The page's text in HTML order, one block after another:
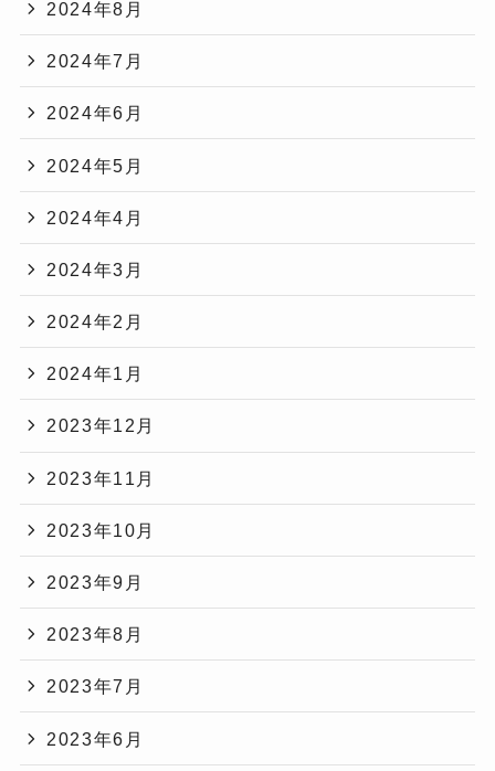
2024年8月
2024年7月
2024年6月
2024年5月
2024年4月
2024年3月
2024年2月
2024年1月
2023年12月
2023年11月
2023年10月
2023年9月
2023年8月
2023年7月
2023年6月